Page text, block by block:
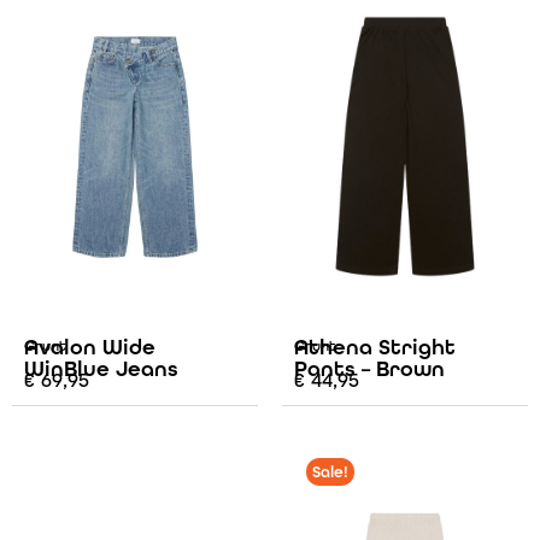
Grunt
Avalon Wide
WinBlue Jeans
€69,95
Grunt
Athena Stright
Pants – Brown
€44,95
Sale!